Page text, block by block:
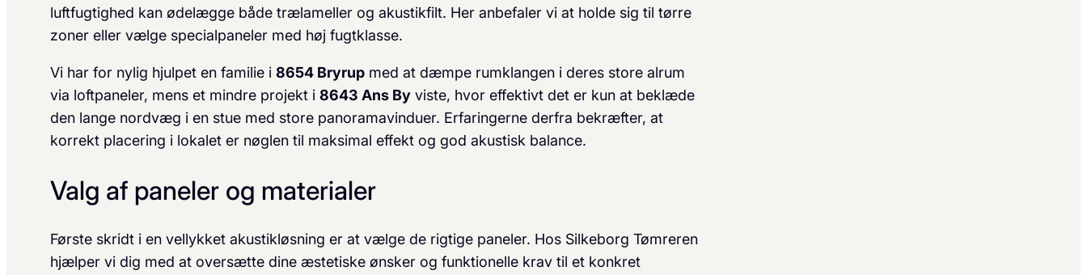
luftfugtighed kan ødelægge både trælameller og akustikfilt. Her anbefaler vi at holde sig til tørre
zoner eller vælge specialpaneler med høj fugtklasse.
Vi har for nylig hjulpet en familie i 8654 Bryrupmed at dæmpe rumklangen i deres store alrum
via loftpaneler, mens et mindre projekt i 8643 Ans Byviste, hvor effektivt det er kun at beklæde
den lange nordvæg i en stue med store panoramavinduer. Erfaringerne derfra bekræfter, at
korrekt placering i lokalet er nøglen til maksimal effekt og god akustisk balance.
Valg af paneler og materialer
Første skridt i en vellykket akustik­løsning er at vælge de rigtige paneler. Hos Silkeborg Tømreren
hjælper vi dig med at oversætte dine æstetiske ønsker og funktionelle krav til et konkret